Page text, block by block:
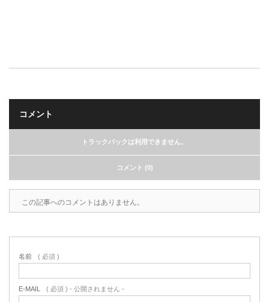
コメント
トラックバックは利用できません。
コメント (0)
この記事へのコメントはありません。
名前 ( 必須 )
E-MAIL ( 必須 ) - 公開されません -